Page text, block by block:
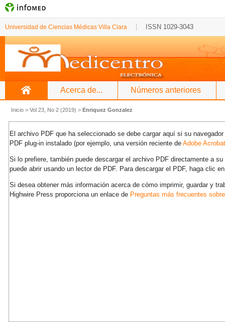
Universidad de Ciencias Médicas Villa Clara ISSN 1029-3043
Acerca de... Números anteriores
Inicio > Vol 23, No 2 (2019) > Enriquez Gonzalez
El archivo PDF que ha seleccionado se debe cargar aquí si su
PDF plug-in instalado (por ejemplo, una versión reciente de Adobe
Si lo prefiere, también puede descargar el archivo PDF directamente a su
puede abrir usando un lector de PDF. Para descargar el PDF, haga clic
Si desea obtener más información acerca de cómo imprimir, guardar y
Highwire Press proporciona un enlace de Preguntas más frecuentes